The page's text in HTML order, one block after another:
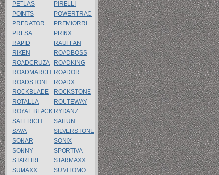
PETLAS
PIRELLI
POINTS
POWERTRAC
PREDATOR
PREMIORRI
PRESA
PRINX
RAPID
RAUFFAN
RIKEN
ROADBOSS
ROADCRUZA
ROADKING
ROADMARCH
ROADOR
ROADSTONE
ROADX
ROCKBLADE
ROCKSTONE
ROTALLA
ROUTEWAY
ROYAL BLACK RYDANZ
SAFERICH
SAILUN
SAVA
SILVERSTONE
SONAR
SONIX
SONNY
SPORTIVA
STARFIRE
STARMAXX
SUMAXX
SUMITOMO